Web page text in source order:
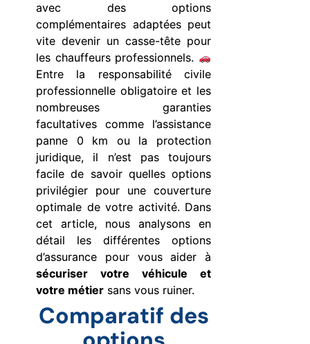
avec des options
complémentaires adaptées peut
vite devenir un casse-tête pour
les chauffeurs professionnels.
Entre la responsabilité civile
professionnelle obligatoire et les
nombreuses garanties
facultatives comme l’assistance
panne 0 km ou la protection
juridique, il n’est pas toujours
facile de savoir quelles options
privilégier pour une couverture
optimale de votre activité. Dans
cet article, nous analysons en
détail les différentes options
d’assurance pour vous aider à
sécuriser votre véhicule et
votre métier sans vous ruiner.
Comparatif des